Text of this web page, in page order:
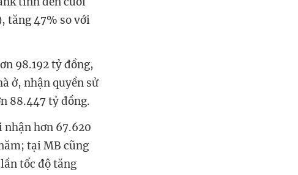
tăng 47% so với
98.192 tỷ đồng,
ở, nhận quyền sử
88.447 tỷ đồng.
nhận hơn 67.620
tại MB cũng
tốc độ tăng